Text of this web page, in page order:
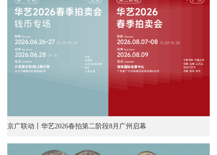
服务指南
新闻中心
京广联动丨华艺2026春拍第二阶段8月广州启幕